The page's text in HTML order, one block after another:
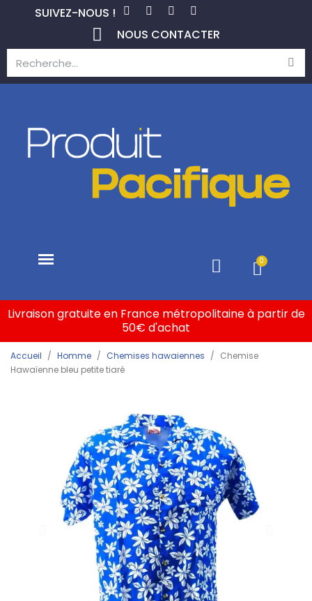
SUIVEZ-NOUS !
NOUS CONTACTER
Livraison gratuite en France métropolitaine à partir de
50€ d'achat
Accueil Homme Chemises hawaiennes
Chemise
Hawaïenne bleu petite tiaré